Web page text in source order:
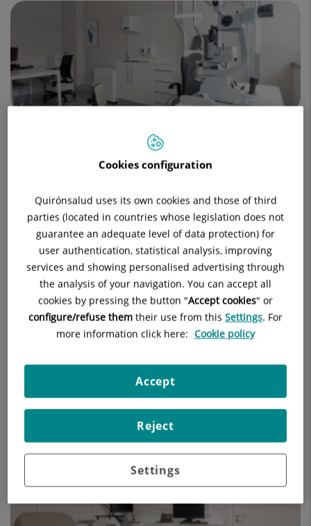
Consultas Pediatría
Cookies configuration
Quirónsalud uses its own cookies and those of third
parties (located in countries whose legislation does not
guarantee an adequate level of data protection) for
user authentication, statistical analysis, improving
services and showing personalised advertising through
the analysis of your navigation. You can accept all
cookies by pressing the button "Accept cookies" or
configure/refuse them their use from this Settings. For
more information click here: Cookie policy
Settings
Reject
Accept